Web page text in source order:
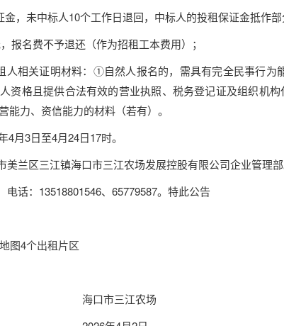
金，未中标人10个工作日退回， 中标人的投租保证金抵作部
报名费不予退还（作为招租工本费用）；
人相关证明材料：①自然人报名的，需具有完全民事行为
资格且提供合法有效的营业执照、税务登记证及组织机构
能力、资信能力的材料（若有）。
4月3日至4月24日17时。
美兰区三江镇海口市三江农场发展控股有限公司企业管理部
电话： 13518801546、65779587。特此公告
图4个出租片区
海口市三江农场